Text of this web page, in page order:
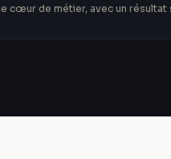
cœur de métier, avec un résultat